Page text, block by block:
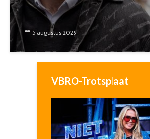
5 augustus 2026
VBRO-Trotsplaat